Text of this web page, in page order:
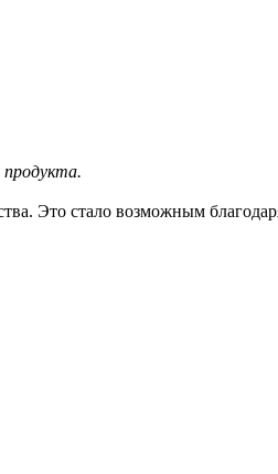
Это стало возможным